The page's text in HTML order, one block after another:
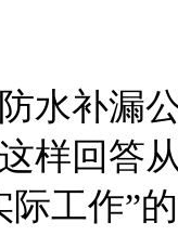
补漏公
样回答
际工作”